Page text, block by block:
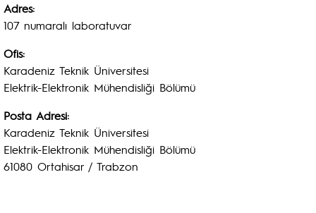
Adres:
107 numaralı laboratuvar
Ofis:
Karadeniz Teknik Üniversitesi
Elektrik-Elektronik Mühendisliği Bölümü
Posta Adresi:
Karadeniz Teknik Üniversitesi
Elektrik-Elektronik Mühendisliği Bölümü
61080 Ortahisar / Trabzon